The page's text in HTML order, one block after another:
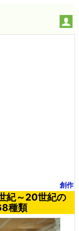
創作
紀～20世紀の
種類